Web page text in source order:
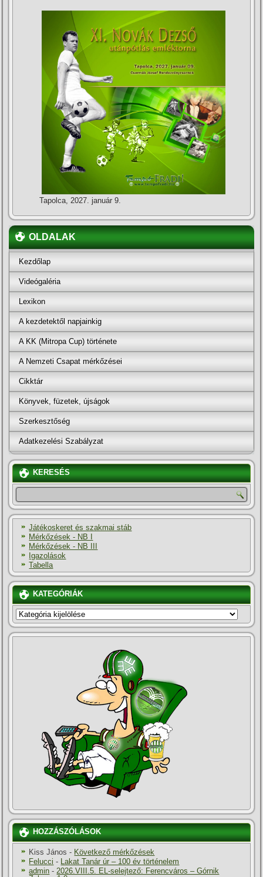
Tapolca, 2027. január 9.
OLDALAK
Kezdőlap
Videógaléria
Lexikon
A kezdetektől napjainkig
A KK (Mitropa Cup) története
A Nemzeti Csapat mérkőzései
Cikktár
Könyvek, füzetek, újságok
Szerkesztőség
Adatkezelési Szabályzat
KERESÉS
Játékoskeret és szakmai stáb
Mérkőzések - NB I
Mérkőzések - NB III
Igazolások
Tabella
KATEGÓRIÁK
KATEGÓRIÁK
HOZZÁSZÓLÁSOK
Kiss János - Következő mérkőzések
Felucci - Lakat Tanár úr – 100 év történelem
admin -2026.VIII.5. EL-selejtező: Ferencváros – Górnik